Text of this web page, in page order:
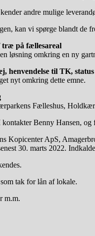
andre mulige
kan vi spørge blandt de
træ på fællesareal
løsning omkring en ny
henvendelse til TK, status
nyt omkring dette emne.
Fælleshus,
Benny Hansen,
Kopicenter ApS,
30. marts 2022.
tak for lån af lokale.
m.m.